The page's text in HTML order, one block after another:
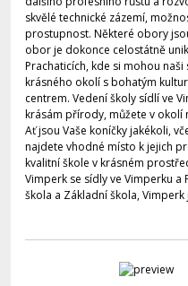
skvělé technické zázemí,
prostupnost. Některé obory
obor je dokonce celostátně
Prachaticích, kde si mohou
krásného okolí s bohatým
centrem. Vedení školy sídlí ve
krásám přírody, můžete v okolí
Ať jsou Vaše koníčky jakékoli,
najdete vhodné místo k jejich
kvalitní škole v krásném
Vimperk se sídly ve Vimperku a
škola a Základní škola,